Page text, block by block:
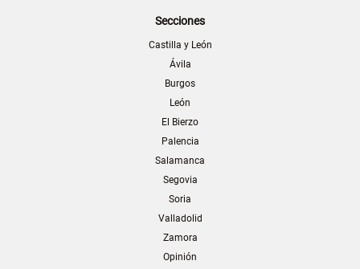
Secciones
Castilla y León
Ávila
Burgos
León
El Bierzo
Palencia
Salamanca
Segovia
Soria
Valladolid
Zamora
Opinión